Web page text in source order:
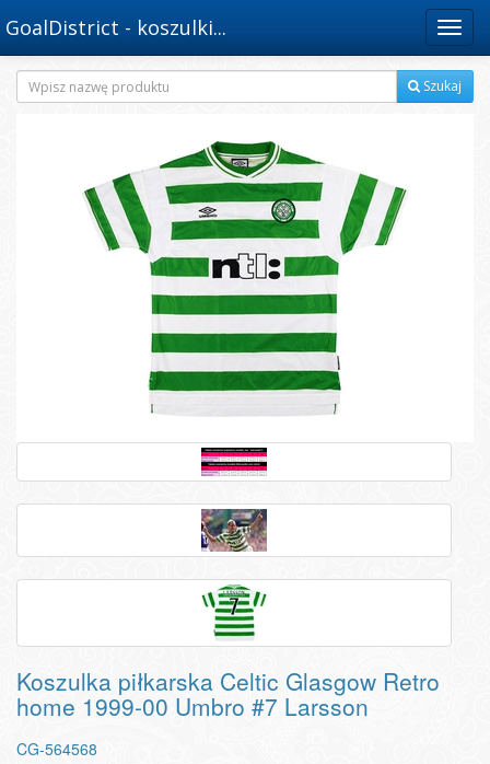
Menu
GoalDistrict - koszulki...
Szukaj
Koszulka piłkarska Celtic Glasgow Retro
home 1999-00 Umbro #7 Larsson
CG-564568